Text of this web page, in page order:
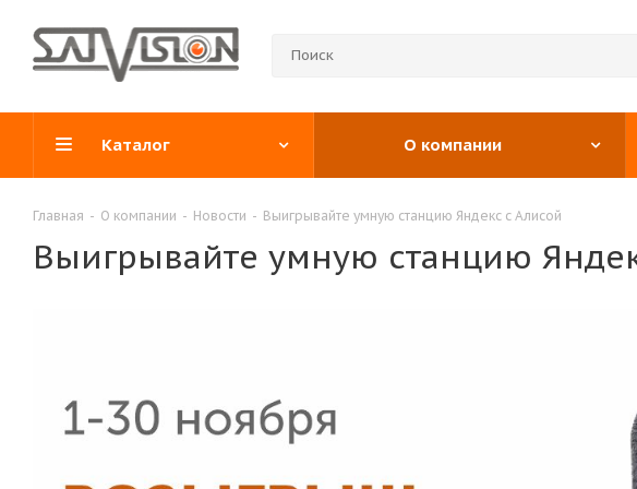
Каталог О компании
Главная - О компании - Новости - Выигрывайте умную станцию Яндекс с Алисой
Выигрывайте умную станцию